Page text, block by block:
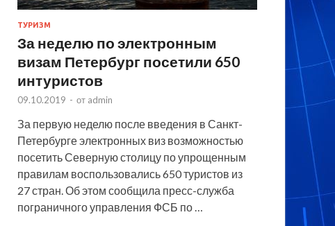
ТУРИЗМ
За неделю по электронным
визам Петербург посетили 650
интуристов
09.10.2019 - от admin
За первую неделю после введения в Санкт-
Петербурге электронных виз возможностью
посетить Северную столицу по упрощенным
правилам воспользовались 650 туристов из
27 стран. Об этом сообщила пресс-служба
пограничного управления ФСБ по …